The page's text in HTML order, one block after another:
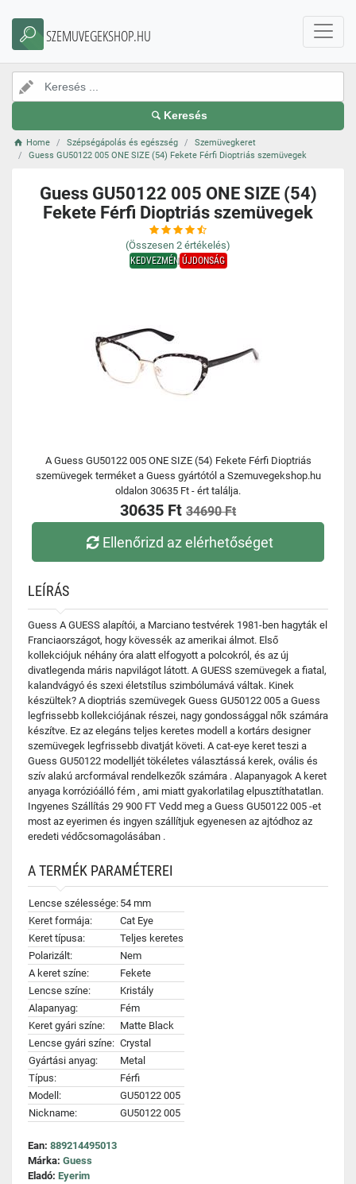
SZEMUVEGEKSHOP.HU
Keresés
Home Szépségápolás és egészség
Szemüvegkeret
Guess GU50122 005 ONE SIZE (54) Fekete Férfi Dioptriás szemüvegek
Guess GU50122 005 ONE SIZE (54)
Fekete Férfi Dioptriás szemüvegek
(Összesen 2 értékelés)
KEDVEZMÉNYÚJDONSÁG
A Guess GU50122 005 ONE SIZE (54) Fekete Férfi Dioptriás
szemüvegek terméket a Guess gyártótól a Szemuvegekshop.hu
oldalon 30635 Ft - ért találja.
30635 Ft 34690 Ft
Ellenőrizd az elérhetőséget
LEÍRÁS
Guess A GUESS alapítói, a Marciano testvérek 1981-ben hagyták el
Franciaországot, hogy kövessék az amerikai álmot. Első
kollekciójuk néhány óra alatt elfogyott a polcokról, és az új
divatlegenda máris napvilágot látott. A GUESS szemüvegek a fiatal,
kalandvágyó és szexi életstílus szimbólumává váltak. Kinek
készültek? A dioptriás szemüvegek Guess GU50122 005 a Guess
legfrissebb kollekciójának részei, nagy gondossággal nők számára
készítve. Ez az elegáns teljes keretes modell a kortárs designer
szemüvegek legfrissebb divatját követi. A cat-eye keret teszi a
Guess GU50122 modelljét tökéletes választássá kerek, ovális és
szív alakú arcformával rendelkezők számára . Alapanyagok A keret
anyaga korrózióálló fém , ami miatt gyakorlatilag elpusztíthatatlan.
Ingyenes Szállítás 29 900 FT Vedd meg a Guess GU50122 005 -et
most az eyerimen és ingyen szállítjuk egyenesen az ajtódhoz az
eredeti védőcsomagolásában .
A TERMÉK PARAMÉTEREI
Lencse szélessége: 54 mm
Keret formája:
Cat Eye
Keret típusa:
Teljes keretes
Polarizált:
Nem
A keret színe:
Fekete
Lencse színe:
Kristály
Alapanyag:
Fém
Keret gyári színe:
Matte Black
Lencse gyári színe: Crystal
Gyártási anyag:
Metal
Típus:
Férfi
Modell:
GU50122 005
Nickname:
GU50122 005
Ean: 889214495013
Márka: Guess
Eladó: Eyerim